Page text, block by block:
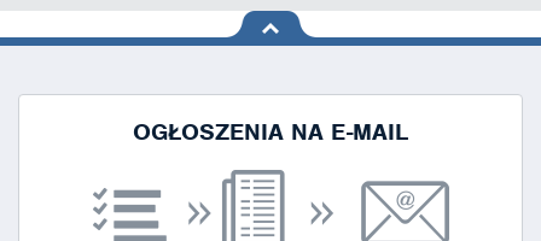
na górę
OGŁOSZENIA NA E-MAIL